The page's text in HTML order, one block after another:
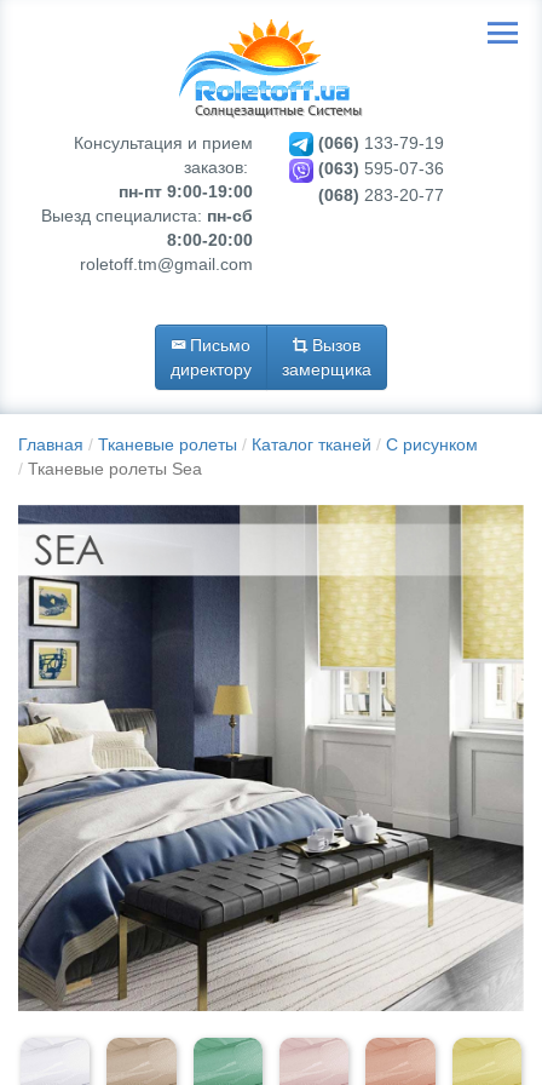
Консультация и прием
заказов:
пн-пт 9:00-19:00
Выезд специалиста: пн-сб
8:00-20:00
roletoff.tm@gmail.com
(066) 133-79-19
(063) 595-07-36
(068) 283-20-77
Письмо
директору
Вызов
замерщика
Главная Тканевые ролеты Каталог тканей
С рисунком
Тканевые ролеты Sea